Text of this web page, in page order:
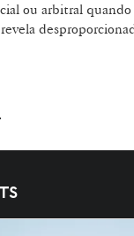
ou arbitral quando